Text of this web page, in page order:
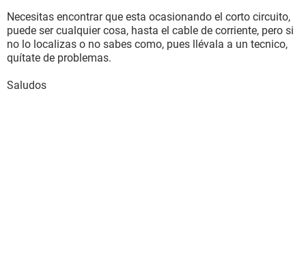
Necesitas encontrar que esta ocasionando el corto circuito,
puede ser cualquier cosa, hasta el cable de corriente, pero si
no lo localizas o no sabes como, pues llévala a un tecnico,
quítate de problemas.
Saludos